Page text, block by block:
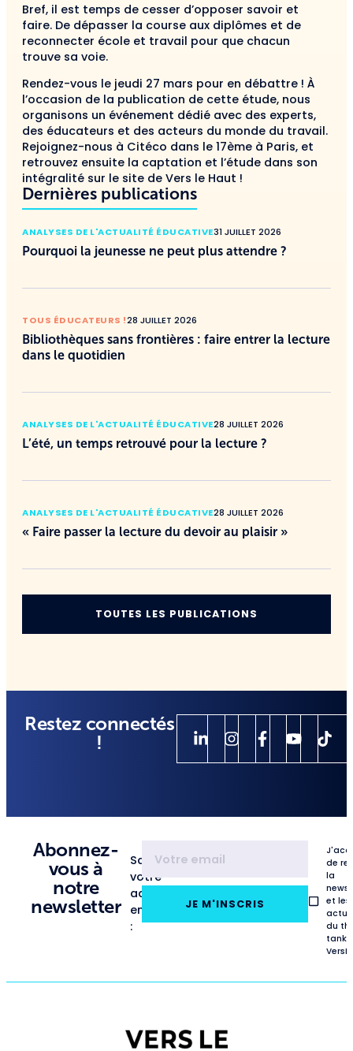
Bref, il est temps de cesser d’opposer savoir et
faire. De dépasser la course aux diplômes et de
reconnecter école et travail pour que chacun
trouve sa voie.
Rendez-vous le jeudi 27 mars pour en débattre ! À
l’occasion de la publication de cette étude, nous
organisons un événement dédié avec des experts,
des éducateurs et des acteurs du monde du travail.
Rejoignez-nous à Citéco dans le 17ème à Paris, et
retrouvez ensuite la captation et l’étude dans son
intégralité sur le site de Vers le Haut !
Dernières publications
ANALYSES DE L'ACTUALITÉ ÉDUCATIVE31 JUILLET 2026
Pourquoi la jeunesse ne peut plus attendre ?
TOUS ÉDUCATEURS !28 JUILLET 2026
Bibliothèques sans frontières : faire entrer la lecture
dans le quotidien
ANALYSES DE L'ACTUALITÉ ÉDUCATIVE28 JUILLET 2026
L’été, un temps retrouvé pour la lecture ?
ANALYSES DE L'ACTUALITÉ ÉDUCATIVE28 JUILLET 2026
« Faire passer la lecture du devoir au plaisir »
TOUTES LES PUBLICATIONS
Restez connectés
!
Abonnez-
vous à
notre
newsletter
Saisissez
votre
adresse
email
:
JE M'INSCRIS
de
la
et les
du
tank